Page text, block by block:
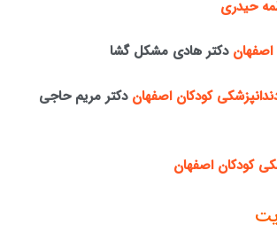
حیدری
دکتر هادی مشکل گشا
کودکان اصفهان دکتر مریم حاجی
کودکان اصفهان